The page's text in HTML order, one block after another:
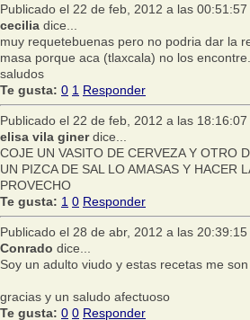
Publicado el 22 de feb, 2012 a las 00:51:57
cecilia dice...
muy requetebuenas pero no podria dar la
masa porque aca (tlaxcala) no los
saludos
Te gusta: 0 1 Responder
Publicado el 22 de feb, 2012 a las 18:16:07
elisa vila ginerdice...
COJE UN VASITO DE CERVEZA Y OTRO
UN PIZCA DE SAL LO AMASAS Y HACER
PROVECHO
Te gusta: 1 0 Responder
Publicado el 28 de abr, 2012 a las 20:39:15
Conrado dice...
Soy un adulto viudo y estas recetas me
gracias y un saludo afectuoso
Te gusta: 0 0 Responder